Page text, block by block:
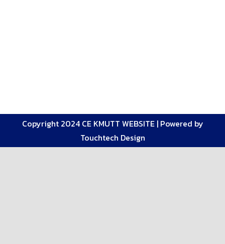
Copyright 2024 CE KMUTT WEBSITE | Powered by
Touchtech Design